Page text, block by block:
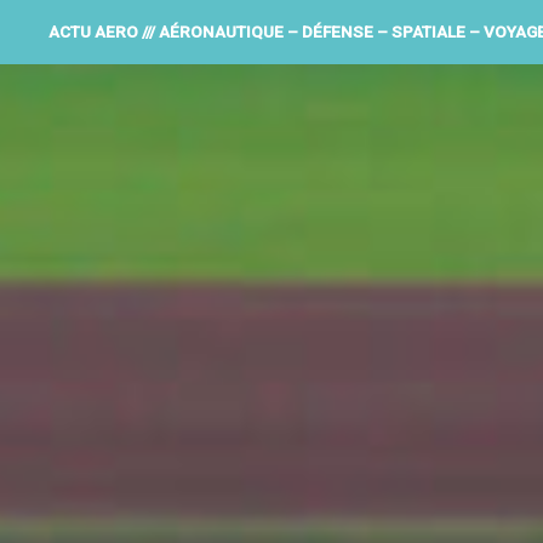
ACTU AERO /// AÉRONAUTIQUE – DÉFENSE – SPATIALE –